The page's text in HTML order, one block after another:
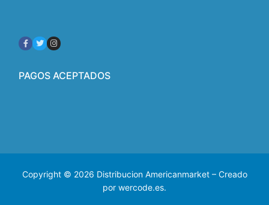
PAGOS ACEPTADOS
Copyright © 2026 Distribucion Americanmarket – Creado
por wercode.es.